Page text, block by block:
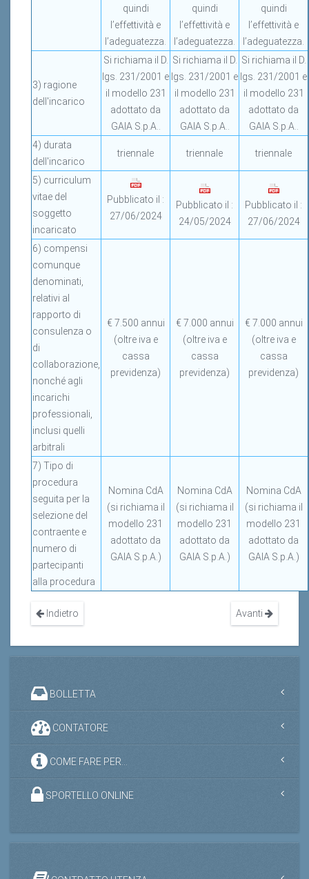
quindi
l’effettività e
l’adeguatezza.
quindi
l’effettività e
l’adeguatezza.
quindi
l’effettività e
l’adeguatezza.
3) ragione
dell'incarico
Si richiama il D.
lgs. 231/2001 e
il modello 231
adottato da
GAIA S.p.A..
Si richiama il D.
lgs. 231/2001 e
il modello 231
adottato da
GAIA S.p.A..
Si richiama il D.
lgs. 231/2001 e
il modello 231
adottato da
GAIA S.p.A..
4) durata
dell'incarico
triennale triennale triennale
5) curriculum
vitae del
soggetto
incaricato
Pubblicato il :
27/06/2024
Pubblicato il :
24/05/2024
Pubblicato il :
27/06/2024
6) compensi
comunque
denominati,
relativi al
rapporto di
consulenza o
di
collaborazione,
nonché agli
incarichi
professionali,
inclusi quelli
arbitrali
€ 7.500 annui
(oltre iva e
cassa
previdenza)
€ 7.000 annui
(oltre iva e
cassa
previdenza)
€ 7.000 annui
(oltre iva e
cassa
previdenza)
7) Tipo di
procedura
seguita per la
selezione del
contraente e
numero di
partecipanti
alla procedura
Nomina CdA
(si richiama il
modello 231
adottato da
GAIA S.p.A.)
Nomina CdA
(si richiama il
modello 231
adottato da
GAIA S.p.A.)
Nomina CdA
(si richiama il
modello 231
adottato da
GAIA S.p.A.)
Indietro Avanti
BOLLETTA
CONTATORE
COME FARE PER...
SPORTELLO ONLINE